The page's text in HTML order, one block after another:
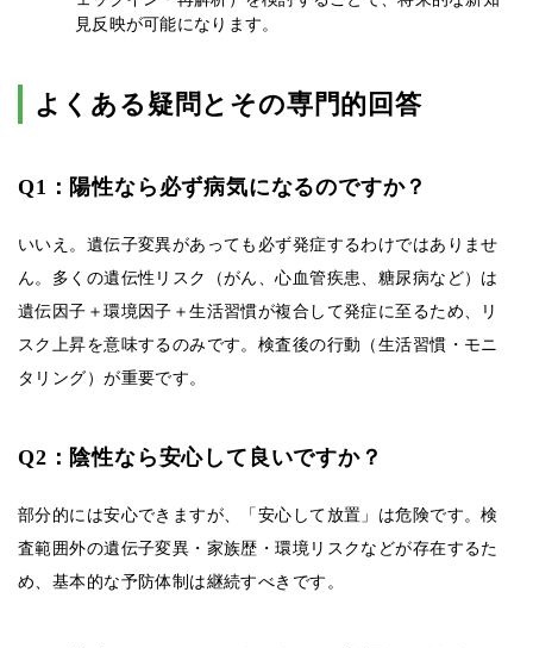
見反映が可能になります。
よくある疑問とその専門的回答
Q1：陽性なら必ず病気になるのですか？
いいえ。遺伝子変異があっても必ず発症するわけではありませ
ん。多くの遺伝性リスク（がん、心血管疾患、糖尿病など）は
遺伝因子＋環境因子＋生活習慣が複合して発症に至るため、リ
スク上昇を意味するのみです。検査後の行動（生活習慣・モニ
タリング）が重要です。
Q2：陰性なら安心して良いですか？
部分的には安心できますが、「安心して放置」は危険です。検
査範囲外の遺伝子変異・家族歴・環境リスクなどが存在するた
め、基本的な予防体制は継続すべきです。